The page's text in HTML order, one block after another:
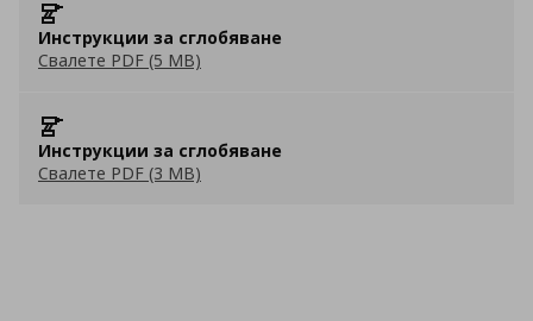
Инструкции за сглобяване
Свалете PDF (5 MB)
Инструкции за сглобяване
Свалете PDF (3 MB)